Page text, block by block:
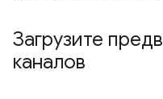
Загрузите
каналов